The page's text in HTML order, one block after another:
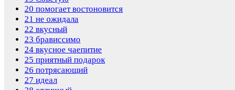
20 помогает востоновится
21 не ожидала
22 вкусный
23 брависсимо
24 вкусное чаепитие
25 приятный подарок
26 потрясающий
27 идеал